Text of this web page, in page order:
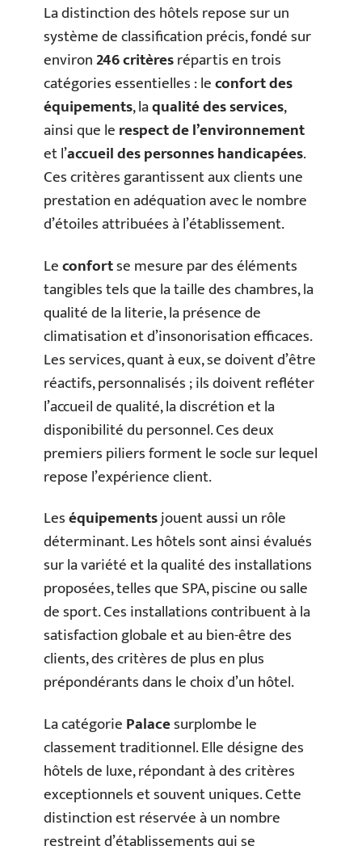
La distinction des hôtels repose sur un
système de classification précis, fondé sur
environ246 critèresrépartis en trois
catégories essentielles : leconfort des
équipements, laqualité des services,
ainsi que lerespect de l’environnement
et l’accueil des personnes handicapées.
Ces critères garantissent aux clients une
prestation en adéquation avec le nombre
d’étoiles attribuées à l’établissement.
Leconfortse mesure par des éléments
tangibles tels que la taille des chambres, la
qualité de la literie, la présence de
climatisation et d’insonorisation efficaces.
Les services, quant à eux, se doivent d’être
réactifs, personnalisés ; ils doivent refléter
l’accueil de qualité, la discrétion et la
disponibilité du personnel. Ces deux
premiers piliers forment le socle sur lequel
repose l’expérience client.
Leséquipementsjouent aussi un rôle
déterminant. Les hôtels sont ainsi évalués
sur la variété et la qualité des installations
proposées, telles que SPA, piscine ou salle
de sport. Ces installations contribuent à la
satisfaction globale et au bien-être des
clients, des critères de plus en plus
prépondérants dans le choix d’un hôtel.
La catégoriePalacesurplombe le
classement traditionnel. Elle désigne des
hôtels de luxe, répondant à des critères
exceptionnels et souvent uniques. Cette
distinction est réservée à un nombre